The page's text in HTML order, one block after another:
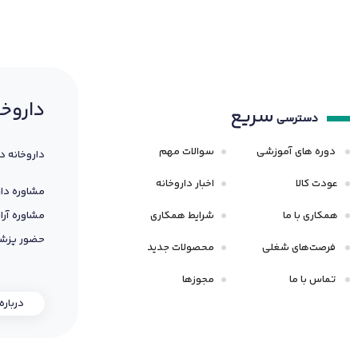
دسترسی سریع
دوره های آموزشی
عودت کالا
همکاری با ما
فرصت‌های شغلی
تماس با ما
سوالات مهم
اخبار داروخانه
شرایط همکاری
محصولات جدید
مجوزها
مشاوره
مشاوره
حضور